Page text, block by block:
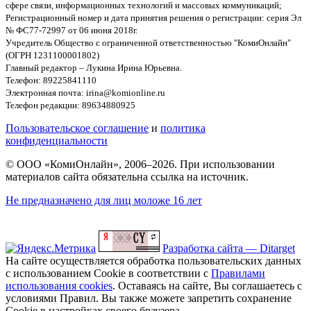
сфере связи, информационных технологий и массовых коммуникаций;
Регистрационный номер и дата принятия решения о регистрации: серия Эл
№ ФС77-72997 от 06 июня 2018г.
Учредитель Общество с ограниченной ответственностью "КомиОнлайн"
(ОГРН 1231100001802)
Главный редактор – Лукина Ирина Юрьевна.
Телефон: 89225841110
Электронная почта: irina@komionline.ru
Телефон редакции: 89634880925
Пользовательское соглашение и политика
конфиденциальности
© ООО «КомиОнлайн», 2006–2026. При использовании
материалов сайта обязательна ссылка на источник.
Не предназначено для лиц моложе 16 лет
Разработка сайта — Ditarget
На сайте осуществляется обработка пользовательских данных
с использованием Cookie в соответствии с Правилами
использования cookies. Оставаясь на сайте, Вы соглашаетесь с
условиями Правил. Вы также можете запретить сохранение